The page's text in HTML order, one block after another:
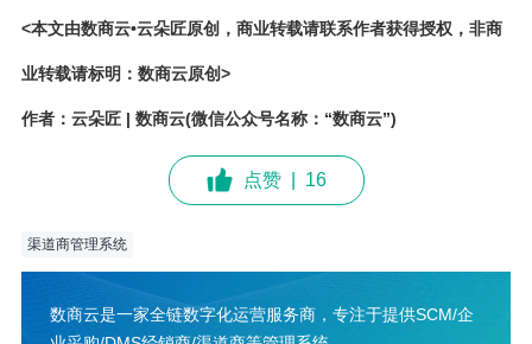
<本文由数商云•云朵匠原创，商业转载请联系作者获得授权，非商
业转载请标明：数商云原创>
作者：云朵匠 | 数商云(微信公众号名称：“数商云”)
点赞 16
渠道商管理系统
数商云是一家全链数字化运营服务商，专注于提供SCM/企